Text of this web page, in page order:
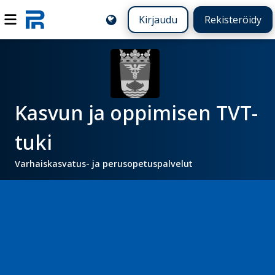
Kirjaudu Rekisteröidy
Kasvun ja oppimisen TVT-
tuki
Varhaiskasvatus- ja perusopetuspalvelut